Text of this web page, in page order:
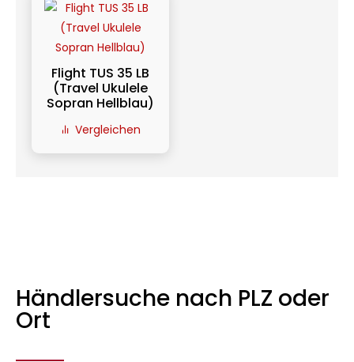
Flight TUS 35 LB
(Travel Ukulele
Sopran Hellblau)
Vergleichen
Händlersuche nach PLZ oder
Ort